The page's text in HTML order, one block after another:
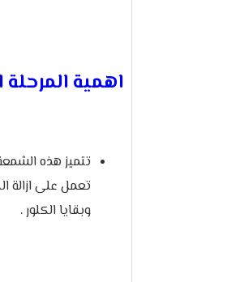
اهمية المرحلة
تتميز هذه
تعمل على ازالة
وبقايا الكلور .